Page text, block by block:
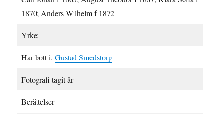
1870; Anders Wilhelm f 1872
Yrke:
Har bott i:Gustad Smedstorp
Fotografi tagit år
Berättelser